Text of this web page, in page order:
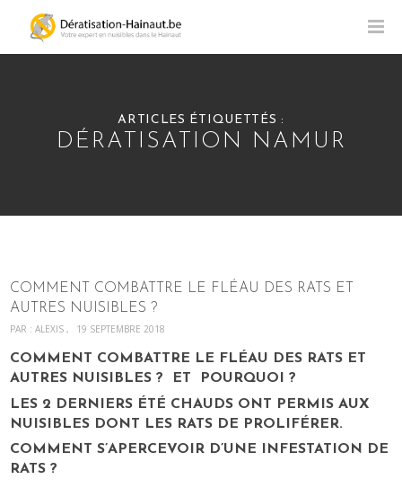
ARTICLES ÉTIQUETTÉS :
DÉRATISATION NAMUR
COMMENT COMBATTRE LE FLÉAU DES RATS ET
AUTRES NUISIBLES ?
PAR :ALEXIS 19 SEPTEMBRE 2018
COMMENT COMBATTRE LE FLÉAU DES RATS ET
AUTRES NUISIBLES ? ET POURQUOI ?
LES 2 DERNIERS ÉTÉ CHAUDS ONT PERMIS AUX
NUISIBLES DONT LES RATS DE PROLIFÉRER.
COMMENT S’APERCEVOIR D’UNE INFESTATION DE
RATS ?